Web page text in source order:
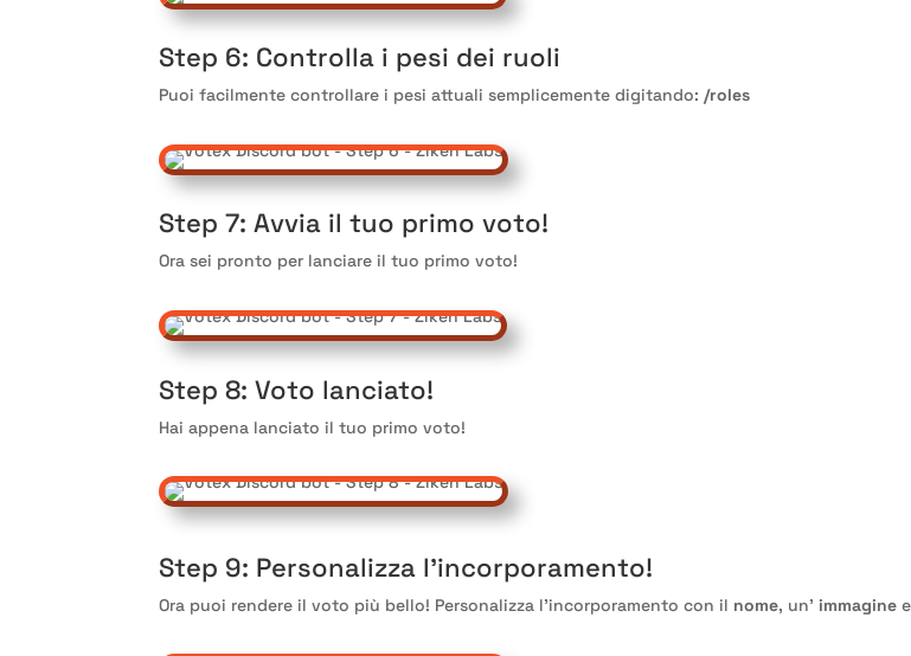
Step 6: Controlla i pesi dei ruoli
Puoi facilmente controllare i pesi attuali semplicemente digitando: /roles
Step 7: Avvia il tuo primo voto!
Ora sei pronto per lanciare il tuo primo voto!
Step 8: Voto lanciato!
Hai appena lanciato il tuo primo voto!
Step 9: Personalizza l'incorporamento!
Ora puoi rendere il voto più bello! Personalizza l'incorporamento con il nome, un'immagine